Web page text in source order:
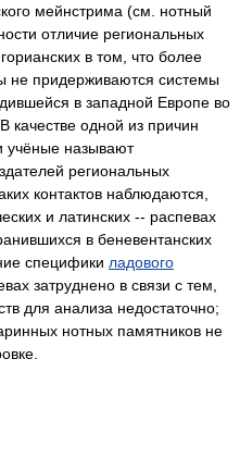
мейнстрима (см. нотный
отличие региональных
в том, что более
не придерживаются системы
в западной Европе во
. В качестве одной из причин
учёные называют
региональных
контактов наблюдаются,
и латинских -- распевах
в беневентанских
специфики ладового
затруднено в связи с тем,
для анализа недостаточно;
нотных памятников не